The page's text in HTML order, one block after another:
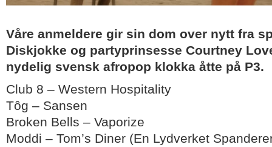
Våre anmeldere gir sin dom over nytt fra
Diskjokke og partyprinsesse Courtney
nydelig svensk afropop klokka åtte på P3.
Club 8 – Western Hospitality
Tôg – Sansen
Broken Bells – Vaporize
Moddi – Tom’s Diner (En Lydverket